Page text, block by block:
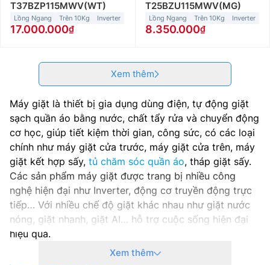
T37BZP115MWV(WT)
Lồng Ngang Trên 10Kg Inverter
17.000.000
T25BZU115MWV(MG)
Lồng Ngang Trên 10Kg Inverter
8.350.000
Xem thêm
Máy giặt là thiết bị gia dụng dùng điện, tự động giặt
sạch quần áo bằng nước, chất tẩy rửa và chuyển động
cơ học, giúp tiết kiệm thời gian, công sức, có các loại
chính như máy giặt cửa trước, máy giặt cửa trên, máy
giặt kết hợp sấy, tủ chăm sóc quần áo, tháp giặt sấy.
Các sản phẩm máy giặt được trang bị nhiều công
nghệ hiện đại như Inverter, động cơ truyền động trực
tiếp… Với nhiều chế độ giặt khác nhau như giặt nước
nóng, giặt nhanh, giặt AI… hỗ trợ cuộc sống hiện đại
hiệu quả.
Những loại máy giặt phổ biến hiện nay
Xem thêm